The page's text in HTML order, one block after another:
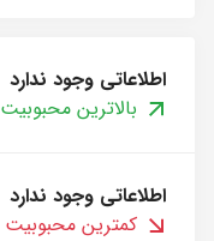
اطلاعاتی وجود ندارد
بالاترین محبوبیت
اطلاعاتی وجود ندارد
کمترین محبوبیت